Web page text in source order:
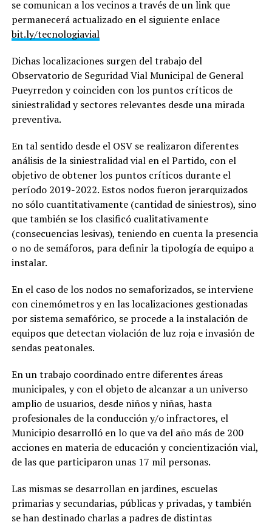
se comunican a los vecinos a través de un link que
permanecerá actualizado en el siguiente enlace
bit.ly/tecnologiavial
Dichas localizaciones surgen del trabajo del
Observatorio de Seguridad Vial Municipal de General
Pueyrredon y coinciden con los puntos críticos de
siniestralidad y sectores relevantes desde una mirada
preventiva.
En tal sentido desde el OSV se realizaron diferentes
análisis de la siniestralidad vial en el Partido, con el
objetivo de obtener los puntos críticos durante el
período 2019-2022. Estos nodos fueron jerarquizados
no sólo cuantitativamente (cantidad de siniestros), sino
que también se los clasificó cualitativamente
(consecuencias lesivas), teniendo en cuenta la presencia
o no de semáforos, para definir la tipología de equipo a
instalar.
En el caso de los nodos no semaforizados, se interviene
con cinemómetros y en las localizaciones gestionadas
por sistema semafórico, se procede a la instalación de
equipos que detectan violación de luz roja e invasión de
sendas peatonales.
En un trabajo coordinado entre diferentes áreas
municipales, y con el objeto de alcanzar a un universo
amplio de usuarios, desde niños y niñas, hasta
profesionales de la conducción y/o infractores, el
Municipio desarrolló en lo que va del año más de 200
acciones en materia de educación y concientización vial,
de las que participaron unas 17 mil personas.
Las mismas se desarrollan en jardines, escuelas
primarias y secundarias, públicas y privadas, y también
se han destinado charlas a padres de distintas